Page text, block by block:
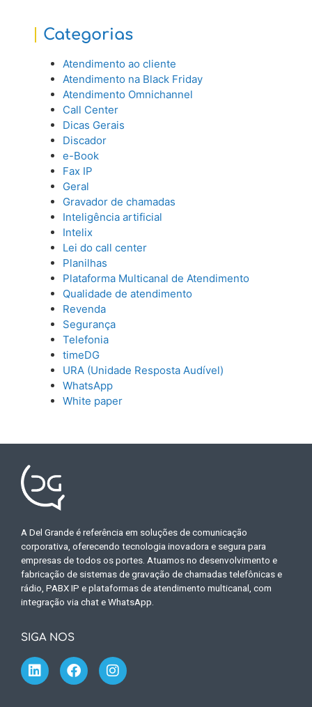
Categorias
Atendimento ao cliente
Atendimento na Black Friday
Atendimento Omnichannel
Call Center
Dicas Gerais
Discador
e-Book
Fax IP
Geral
Gravador de chamadas
Inteligência artificial
Intelix
Lei do call center
Planilhas
Plataforma Multicanal de Atendimento
Qualidade de atendimento
Revenda
Segurança
Telefonia
timeDG
URA (Unidade Resposta Audível)
WhatsApp
White paper
A Del Grande é referência em soluções de comunicação
corporativa, oferecendo tecnologia inovadora e segura para
empresas de todos os portes. Atuamos no desenvolvimento e
fabricação de sistemas de gravação de chamadas telefônicas e
rádio, PABX IP e plataformas de atendimento multicanal, com
integração via chat e WhatsApp.
SIGA NOS